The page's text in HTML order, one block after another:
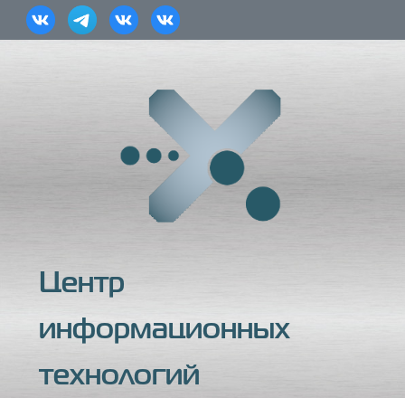
Центр
информационных
технологий